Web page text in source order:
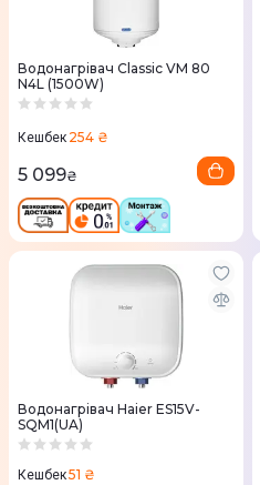
Водонагрівач Classic VM 80
N4L (1500W)
Кешбек 254 ₴
5 099₴
Водонагрівач Haier ES15V-
SQM1(UA)
Кешбек51 ₴